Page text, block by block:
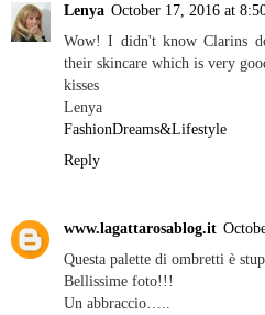
Lenya October 17, 2016 at
Wow! I didn't know Clarins
their skincare which is very
kisses
Lenya
FashionDreams&Lifestyle
Reply
www.lagattarosablog.it
Questa palette di ombretti è
Bellissime foto!!!
Un abbraccio…..